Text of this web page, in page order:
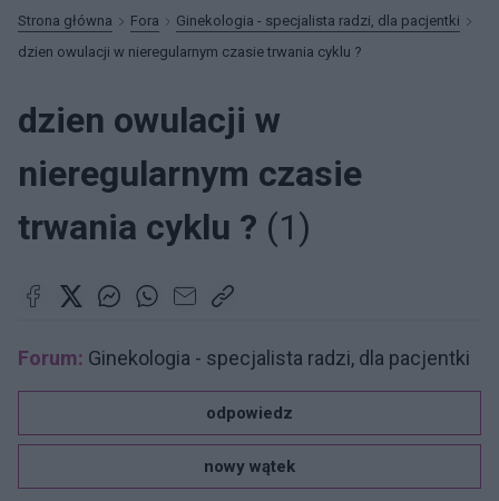
Strona główna Fora
Ginekologia - specjalista radzi, dla pacjentki
dzien owulacji w nieregularnym czasie trwania cyklu ?
dzien owulacji w
nieregularnym czasie
trwania cyklu ? (1)
Forum: Ginekologia - specjalista radzi, dla pacjentki
odpowiedz
nowy wątek